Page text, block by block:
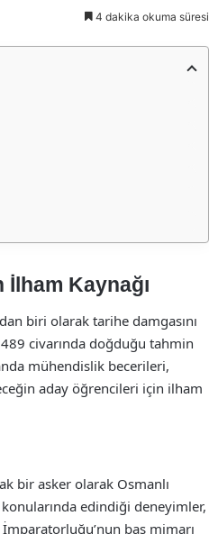
4 dakika okuma süresi
Kaynağı
biri olarak tarihe damgasını
civarında doğduğu tahmin
mühendislik becerileri,
aday öğrencileri için ilham
bir asker olarak Osmanlı
edindiği deneyimler,
baş mimarı